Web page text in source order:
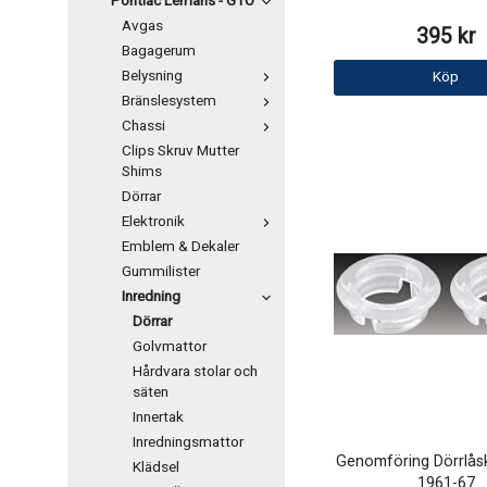
Avgas
Bagagerum
Belysning
Bränslesystem
Chassi
Clips Skruv Mutter
Shims
Dörrar
Elektronik
Emblem & Dekaler
Gummilister
Inredning
Dörrar
Golvmattor
Hårdvara stolar och
säten
Innertak
Inredningsmattor
Klädsel
395 kr
Köp
Genomföring